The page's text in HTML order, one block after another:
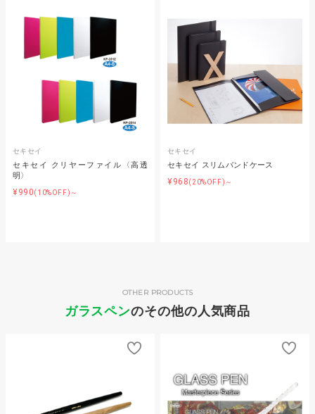
セキセイ
セキセイ クリヤーファイル〈高透
明〉
¥990(10%OFF)～
セキセイ
セキセイ スリムバンドケース
¥968(20%OFF)～
ガラスペンのその他の人気商品
OTHER PRODUCTS